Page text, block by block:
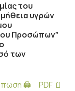
του
υγρών
Προσώπων”
των
🖨
PDF 📄